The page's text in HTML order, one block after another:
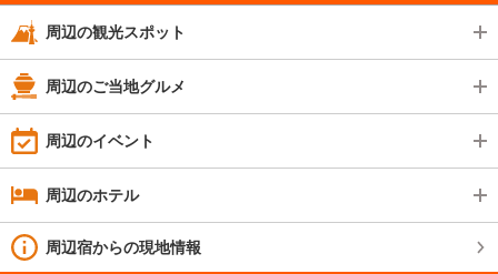
周辺の観光スポット
周辺のご当地グルメ
周辺のイベント
周辺のホテル
周辺宿からの現地情報